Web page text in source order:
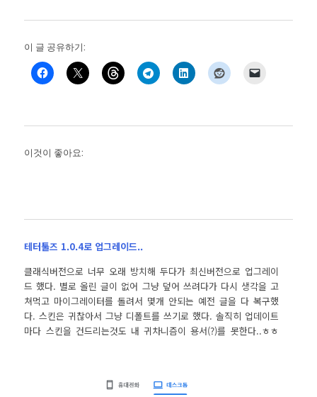
이 글 공유하기:
이것이 좋아요:
테터툴즈 1.0.4로 업그레이드..
클래식버전으로 너무 오래 방치해 두다가 최신버전으로 업그레이
드 했다. 별로 올린 글이 없어 그냥 덮어 쓰려다가 다시 생각을 고
쳐먹고 마이그레이터를 돌려서 몇개 안되는 예전 글을 다 복구했
다. 스킨은 귀찮아서 그냥 디폴트를 쓰기로 했다. 솔직히 업데이트
마다 스킨을 건드리는것도 내 귀차니즘이 용서(?)를 못한다..ㅎㅎ